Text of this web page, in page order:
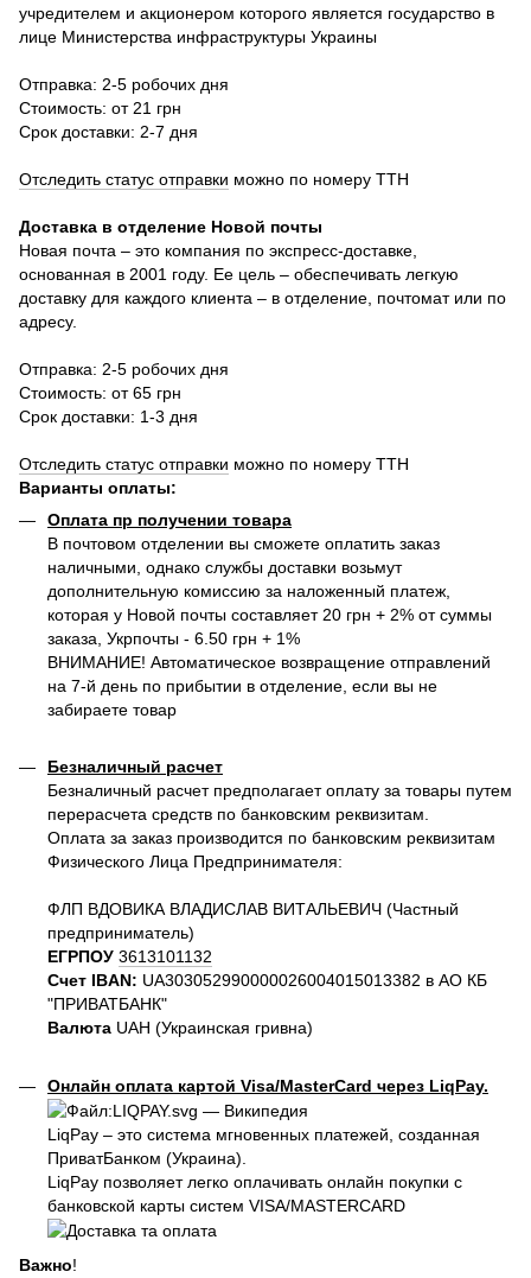
учредителем и акционером которого является государство в
лице Министерства инфраструктуры Украины
Отправка: 2-5 робочих дня
Стоимость: от 21 грн
Срок доставки: 2-7 дня
Отследить статус отправки можно по номеру ТТН
Доставка в отделение Новой почты
Новая почта – это компания по экспресс-доставке,
основанная в 2001 году. Ее цель – обеспечивать легкую
доставку для каждого клиента – в отделение, почтомат или по
адресу.
Отправка: 2-5 робочих дня
Стоимость: от 65 грн
Срок доставки: 1-3 дня
Отследить статус отправки можно по номеру ТТН
Варианты оплаты:
Оплата пр получении товара
В почтовом отделении вы сможете оплатить заказ
наличными, однако службы доставки возьмут
дополнительную комиссию за наложенный платеж,
которая у Новой почты составляет 20 грн + 2% от суммы
заказа, Укрпочты - 6.50 грн + 1%
ВНИМАНИЕ! Автоматическое возвращение отправлений
на 7-й день по прибытии в отделение, если вы не
забираете товар
Безналичный расчет
Безналичный расчет предполагает оплату за товары путем
перерасчета средств по банковским реквизитам.
Оплата за заказ производится по банковским реквизитам
Физического Лица Предпринимателя:
ФЛП ВДОВИКА ВЛАДИСЛАВ ВИТАЛЬЕВИЧ (Частный
предприниматель)
ЕГРПОУ 3613101132
Счет IBAN: UA303052990000026004015013382 в АО КБ
"ПРИВАТБАНК"
Валюта UAH (Украинская гривна)
Онлайн оплата картой Visa/MasterCard через LiqPay.
LiqPay – это система мгновенных платежей, созданная
ПриватБанком (Украина).
LiqPay позволяет легко оплачивать онлайн покупки с
банковской карты систем VISA/MASTERCARD
Важно!